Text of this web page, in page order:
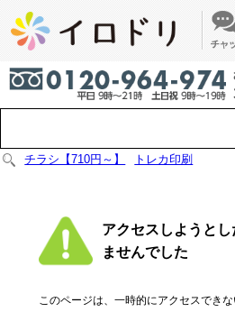
チラシ【710円～】 トレカ印刷
アクセスしようと
ませんでした
このページは、一時的にアクセスでき